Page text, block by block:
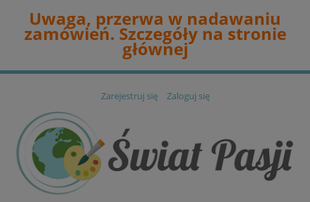
Uwaga, przerwa w nadawaniu
zamówień. Szczegóły na stronie
głównej
Zarejestruj się Zaloguj się